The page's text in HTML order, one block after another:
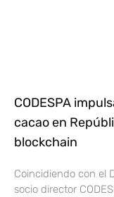
CODESPA
cacao en
blockchain
Coincidiendo con el
socio director